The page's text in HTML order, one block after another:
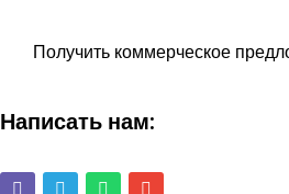
Получить коммерческое
Написать нам: